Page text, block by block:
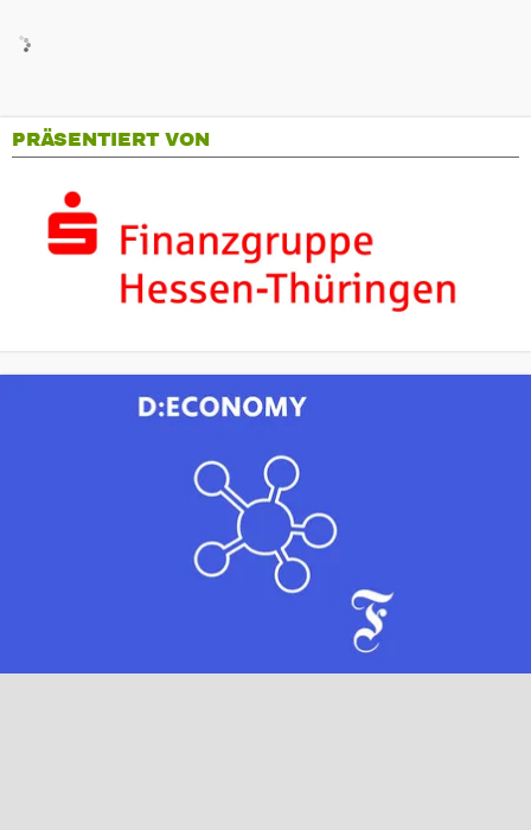
PRÄSENTIERT VON